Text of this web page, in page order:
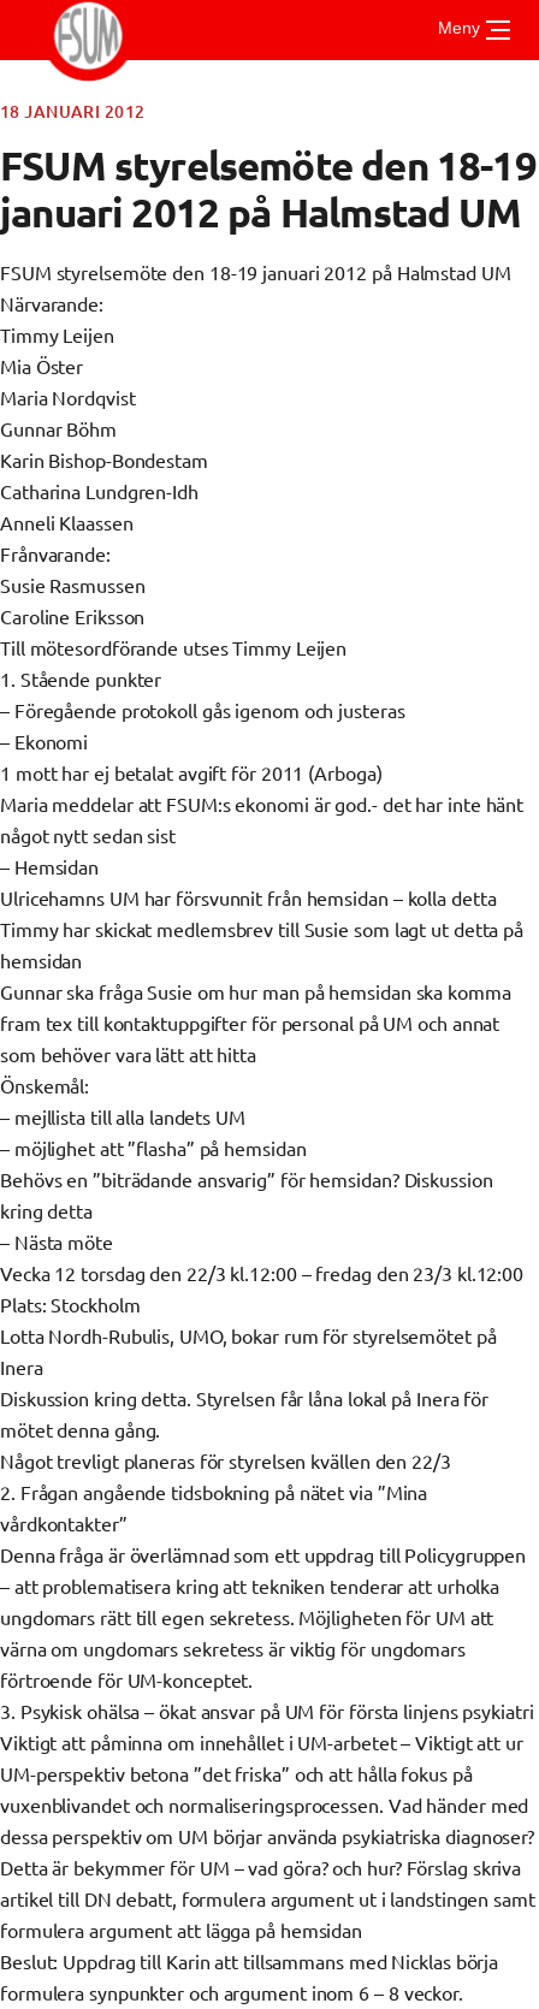
innehåll
Meny
18 JANUARI 2012
FSUM styrelsemöte den 18-19
januari 2012 på Halmstad UM
FSUM styrelsemöte den 18-19 januari 2012 på Halmstad UM
Närvarande:
Timmy Leijen
Mia Öster
Maria Nordqvist
Gunnar Böhm
Karin Bishop-Bondestam
Catharina Lundgren-Idh
Anneli Klaassen
Frånvarande:
Susie Rasmussen
Caroline Eriksson
Till mötesordförande utses Timmy Leijen
1. Stående punkter
– Föregående protokoll gås igenom och justeras
– Ekonomi
1 mott har ej betalat avgift för 2011 (Arboga)
Maria meddelar att FSUM:s ekonomi är god.- det har inte hänt
något nytt sedan sist
– Hemsidan
Ulricehamns UM har försvunnit från hemsidan – kolla detta
Timmy har skickat medlemsbrev till Susie som lagt ut detta på
hemsidan
Gunnar ska fråga Susie om hur man på hemsidan ska komma
fram tex till kontaktuppgifter för personal på UM och annat
som behöver vara lätt att hitta
Önskemål:
– mejllista till alla landets UM
– möjlighet att ”flasha” på hemsidan
Behövs en ”biträdande ansvarig” för hemsidan? Diskussion
kring detta
– Nästa möte
Vecka 12 torsdag den 22/3 kl.12:00 – fredag den 23/3 kl.12:00
Plats: Stockholm
Lotta Nordh-Rubulis, UMO, bokar rum för styrelsemötet på
Inera
Diskussion kring detta. Styrelsen får låna lokal på Inera för
mötet denna gång.
Något trevligt planeras för styrelsen kvällen den 22/3
2. Frågan angående tidsbokning på nätet via ”Mina
vårdkontakter”
Denna fråga är överlämnad som ett uppdrag till Policygruppen
– att problematisera kring att tekniken tenderar att urholka
ungdomars rätt till egen sekretess. Möjligheten för UM att
värna om ungdomars sekretess är viktig för ungdomars
förtroende för UM-konceptet.
3. Psykisk ohälsa – ökat ansvar på UM för första linjens psykiatri
Viktigt att påminna om innehållet i UM-arbetet – Viktigt att ur
UM-perspektiv betona ”det friska” och att hålla fokus på
vuxenblivandet och normaliseringsprocessen. Vad händer med
dessa perspektiv om UM börjar använda psykiatriska diagnoser?
Detta är bekymmer för UM – vad göra? och hur? Förslag skriva
artikel till DN debatt, formulera argument ut i landstingen samt
formulera argument att lägga på hemsidan
Beslut: Uppdrag till Karin att tillsammans med Nicklas börja
formulera synpunkter och argument inom 6 – 8 veckor.
Om FSUM
Vad är FSUM
Stadgar
Verksamhetsberättelse
Medlemsmottagningar
Aktuellt
Riktlinjer och handböcker
Stipendier
Årsmöte
Mötesprotokoll
Konferensen
Kontakt
UMSAM
Vad är UMSAM?
Mötesanteckningar